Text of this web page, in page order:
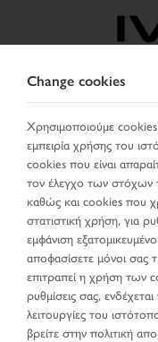
ΕΠΙΛΈΞΤΕ ΧΏΡΑ
Toggle
navigation
MENU
Change cookies
Χρησιμοποιούμε
εμπειρία χρήσης του
cookies που είναι
τον έλεγχο των στόχων
καθώς και cookies που
στατιστική χρήση, για
εμφάνιση
αποφασίσετε μόνοι σας
επιτραπεί η χρήση των
ρυθμίσεις σας,
λειτουργίες του
βρείτε στην πολιτική